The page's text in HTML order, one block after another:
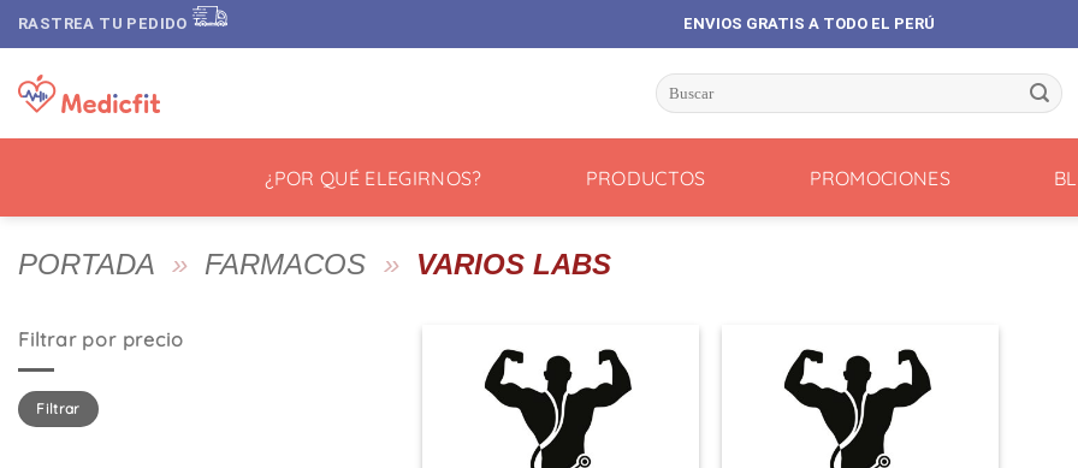
Saltar
al
contenido
RASTREA TU PEDIDO ENVIOS GRATIS A TODO EL PERÚ
Buscar
por:
¿POR QUÉ ELEGIRNOS? PRODUCTOS PROMOCIONES
PORTADA » FARMACOS » VARIOS LABS
Filtrar por precio
Precio
mínimo
Precio
máximo
Filtrar